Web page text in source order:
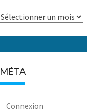
Archives
MÉTA
Connexion